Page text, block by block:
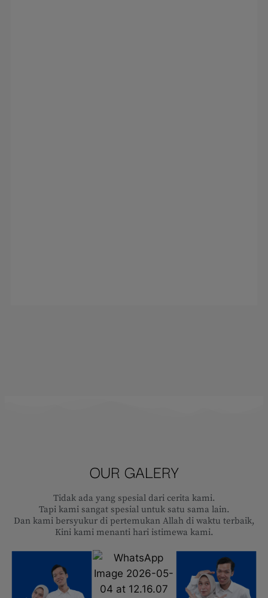
OUR GALERY
Tidak ada yang spesial dari cerita kami.
Tapi kami sangat spesial untuk satu sama lain.
Dan kami bersyukur di pertemukan Allah di waktu terbaik,
Kini kami menanti hari istimewa kami.